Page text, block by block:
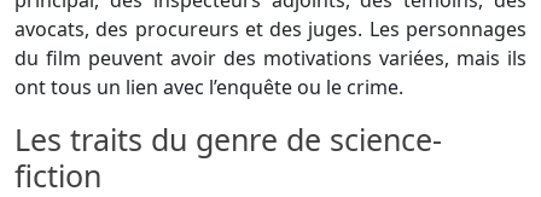
avocats, des procureurs et des juges. Les personnages
du film peuvent avoir des motivations variées, mais ils
ont tous un lien avec l’enquête ou le crime.
Les traits du genre de science-
fiction